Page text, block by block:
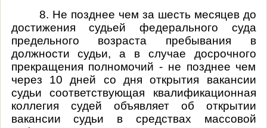
8. Не позднее чем за шесть месяцев до
достижения судьей федерального суда
предельного возраста пребывания в
должности судьи, а в случае досрочного
прекращения полномочий - не позднее чем
через 10 дней со дня открытия вакансии
судьи соответствующая квалификационная
коллегия судей объявляет об открытии
вакансии судьи в средствах массовой